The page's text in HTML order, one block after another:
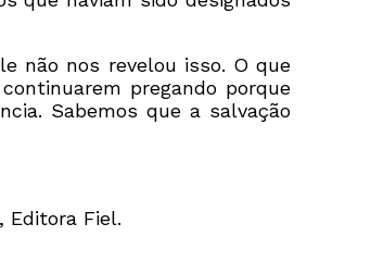
não nos revelou isso. O que
pregando porque
Sabemos que a salvação
Editora Fiel.